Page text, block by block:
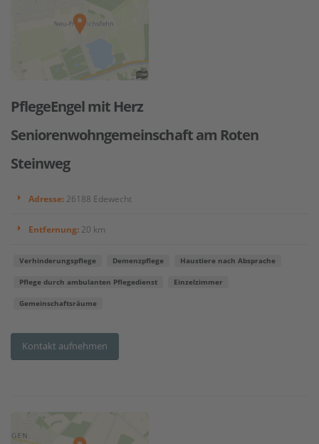
PflegeEngel mit Herz
Seniorenwohngemeinschaft am Roten
Steinweg
Adresse: 26188 Edewecht
Entfernung: 20 km
Verhinderungspflege Demenzpflege Haustiere nach Absprache
Pflege durch ambulanten Pflegedienst Einzelzimmer
Gemeinschaftsräume
Kontakt aufnehmen